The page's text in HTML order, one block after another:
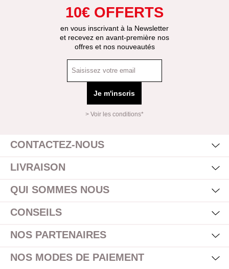
10€ OFFERTS
en vous inscrivant à la Newsletter
et recevez en avant-première nos
offres et nos nouveautés
Je m'inscris
> Voir les conditions*
CONTACTEZ-NOUS
LIVRAISON
QUI SOMMES NOUS
CONSEILS
NOS PARTENAIRES
NOS MODES DE PAIEMENT